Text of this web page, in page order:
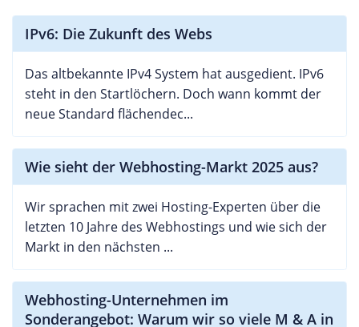
IPv6: Die Zukunft des Webs
Das altbekannte IPv4 System hat ausgedient. IPv6
steht in den Startlöchern. Doch wann kommt der
neue Standard flächendec...
Wie sieht der Webhosting-Markt 2025 aus?
Wir sprachen mit zwei Hosting-Experten über die
letzten 10 Jahre des Webhostings und wie sich der
Markt in den nächsten ...
Webhosting-Unternehmen im
Sonderangebot: Warum wir so viele M & A in